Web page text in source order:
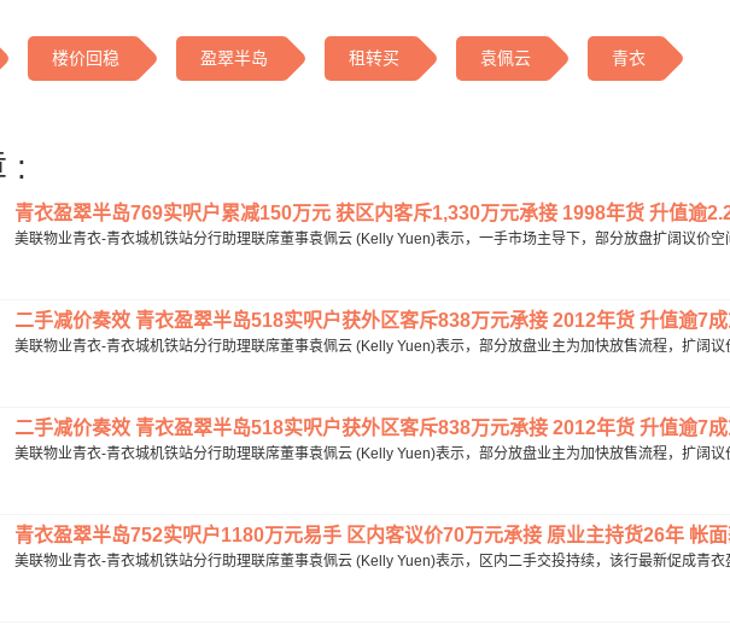
楼价回稳 盈翠半岛 租转买 袁佩云 青衣
:
青衣盈翠半岛769实呎户累减150万元 获区内客斥1,330万元承接 1998年货 升值逾
美联物业青衣-青衣城机铁站分行助理联席董事袁佩云 (Kelly Yuen)表示，一手市场主导下，部分放盘扩阔议价
二手减价奏效 青衣盈翠半岛518实呎户获外区客斥838万元承接 2012年货 升值逾7成
美联物业青衣-青衣城机铁站分行助理联席董事袁佩云 (Kelly Yuen)表示，部分放盘业主为加快放售流程，扩阔
二手减价奏效 青衣盈翠半岛518实呎户获外区客斥838万元承接 2012年货 升值逾7成
美联物业青衣-青衣城机铁站分行助理联席董事袁佩云 (Kelly Yuen)表示，部分放盘业主为加快放售流程，扩阔
青衣盈翠半岛752实呎户1180万元易手 区内客议价70万元承接 原业主持货26年 帐
美联物业青衣-青衣城机铁站分行助理联席董事袁佩云 (Kelly Yuen)表示，区内二手交投持续，该行最新促成青